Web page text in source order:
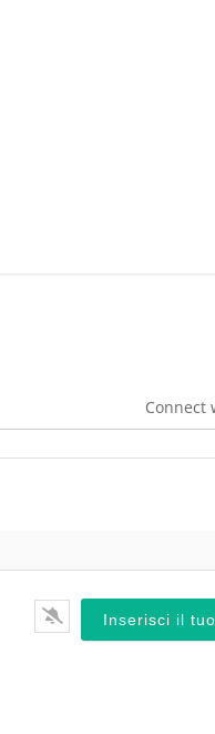
Connect